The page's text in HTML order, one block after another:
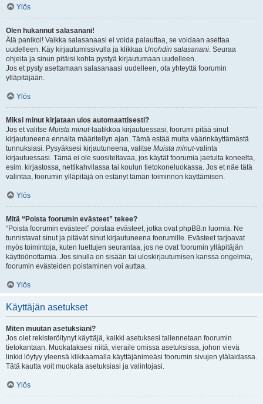
Ylös
Olen hukannut salasanani!
Älä panikoi! Vaikka salasanaasi ei voida palauttaa, se voidaan asettaa
uudelleen. Käy kirjautumissivulla ja klikkaa Unohdin salasanani. Seuraa
ohjeita ja sinun pitäisi kohta pystyä kirjautumaan uudelleen.
Jos et pysty asettamaan salasanaasi uudelleen, ota yhteyttä foorumin
ylläpitäjään.
Ylös
Miksi minut kirjataan ulos automaattisesti?
Jos et valitse Muista minut-laatikkoa kirjautuessasi, foorumi pitää sinut
kirjautuneena ennalta määritellyn ajan. Tämä estää muita väärinkäyttämästä
tunnuksiasi. Pysyäksesi kirjautuneena, valitse Muista minut-valinta
kirjautuessasi. Tämä ei ole suositeltavaa, jos käytät foorumia jaetulta koneelta,
esim. kirjastossa, nettikahvilassa tai koulun tietokoneluokassa. Jos et näe tätä
valintaa, foorumin ylläpitäjä on estänyt tämän toiminnon käyttämisen.
Ylös
Mitä “Poista foorumin evästeet” tekee?
“Poista foorumin evästeet” poistaa evästeet, jotka ovat phpBB:n luomia. Ne
tunnistavat sinut ja pitävät sinut kirjautuneena foorumille. Evästeet tarjoavat
myös toimintoja, kuten luettujen seurantaa, jos ne ovat foorumin ylläpitäjän
käyttöönottamia. Jos sinulla on sisään tai uloskirjautumisen kanssa ongelmia,
foorumin evästeiden poistaminen voi auttaa.
Ylös
Käyttäjän asetukset
Miten muutan asetuksiani?
Jos olet rekisteröitynyt käyttäjä, kaikki asetuksesi tallennetaan foorumin
tietokantaan. Muokataksesi niitä, vieraile omissa asetuksissa, johon vievä
linkki löytyy yleensä klikkaamalla käyttäjänimeäsi foorumin sivujen ylälaidassa.
Tätä kautta voit muokata asetuksiasi ja valintojasi.
Ylös